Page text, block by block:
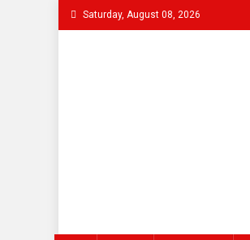
Skip
to
Saturday, August 08, 2026